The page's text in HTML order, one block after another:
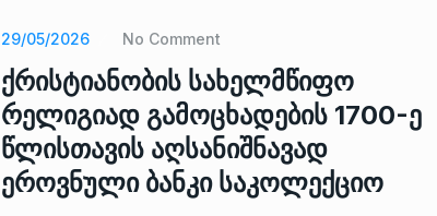
29/05/2026 No Comment
ქრისტიანობის სახელმწიფო
რელიგიად გამოცხადების 1700-ე
წლისთავის აღსანიშნავად
ეროვნული ბანკი საკოლექციო